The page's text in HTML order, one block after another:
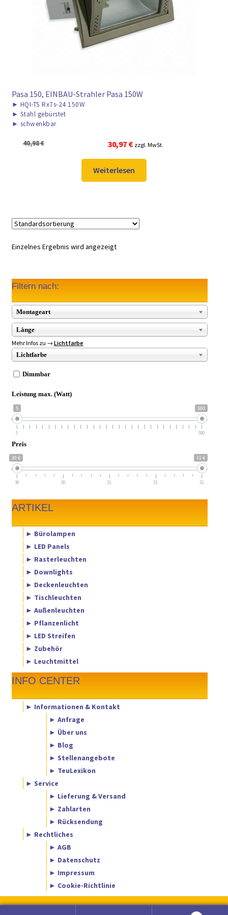
► ZAHLARTEN
► VERSANDARTEN
Pasa 150, EINBAU-Strahler Pasa 150W
► HQI-TS Rx7s-24 150W
► Stahl gebürstet
► schwenkbar
40,98€
Ursprünglicher
Preis
war:
40,98 €
30,97 €Aktueller
Preis
ist:
30,97 €.
zzgl. MwSt.
Weiterlesen
Einzelnes Ergebnis wird angezeigt
Filtern nach:
Montageart
Länge
Mehr Infos zu → Lichtfarbe
Lichtfarbe
Dimmbar
Leistung max. (Watt)
5 500
5 500
Preis
30 € 31 €
30 30 31 31 31
ARTIKEL
► Bürolampen
► LED Panels
► Rasterleuchten
► Downlights
► Deckenleuchten
► Tischleuchten
► Außenleuchten
► Pflanzenlicht
► LED Streifen
► Zubehör
► Leuchtmittel
INFO CENTER
► Informationen & Kontakt
► Anfrage
► Über uns
► Blog
► Stellenangebote
► TeuLexikon
► Service
► Lieferung & Versand
► Zahlarten
► Rücksendung
► Rechtliches
► AGB
► Datenschutz
► Impressum
► Cookie-Richtlinie